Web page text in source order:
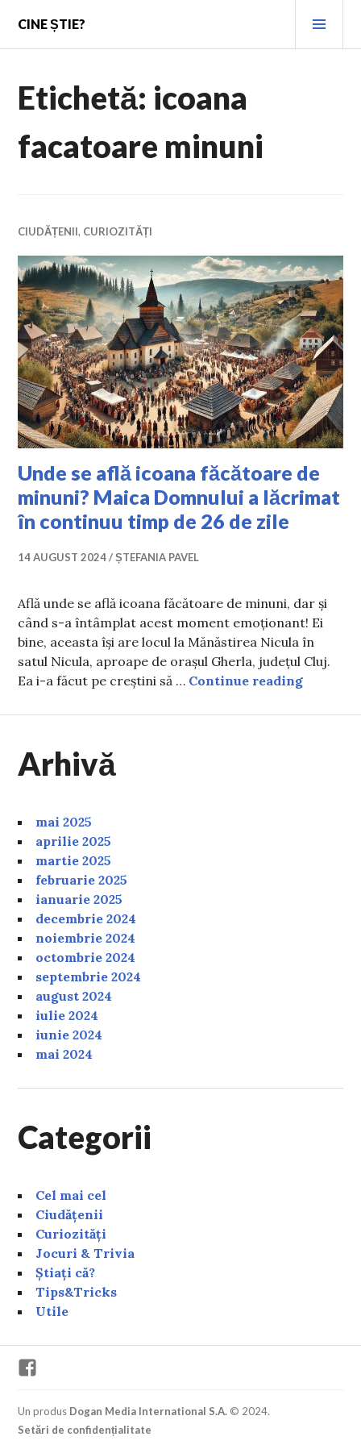
content
CINE ȘTIE?
Etichetă: icoana
facatoare minuni
CIUDĂȚENII, CURIOZITĂȚI
Unde se află icoana făcătoare de
minuni? Maica Domnului a lăcrimat
în continuu timp de 26 de zile
14 AUGUST 2024 ȘTEFANIA PAVEL
Află unde se află icoana făcătoare de minuni, dar și
când s-a întâmplat acest moment emoționant! Ei
bine, aceasta își are locul la Mănăstirea Nicula în
satul Nicula, aproape de orașul Gherla, județul Cluj.
Ea i-a făcut pe creștini să … Continue readingUnde se
Arhivă
mai 2025
aprilie 2025
martie 2025
februarie 2025
ianuarie 2025
decembrie 2024
noiembrie 2024
octombrie 2024
septembrie 2024
august 2024
iulie 2024
iunie 2024
mai 2024
Categorii
Cel mai cel
Ciudățenii
Curiozități
Jocuri & Trivia
Știați că?
Tips&Tricks
Utile
Un produs Dogan Media International S.A. © 2024.
Setări de confidențialitate